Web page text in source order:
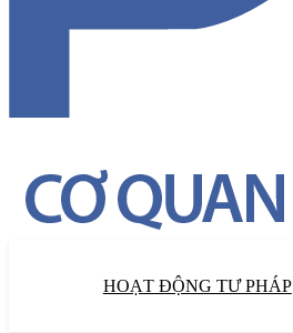
HOẠT ĐỘNG TƯ PHÁP